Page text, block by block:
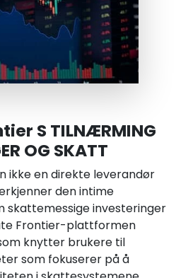
S TILNÆRMING
OG SKATT
ikke en direkte leverandør
den intime
skattemessige investeringer
Frontier-plattformen
knytter brukere til
som fokuserer på å